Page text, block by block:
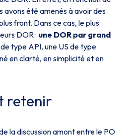
avons été amenés à avoir des
front. Dans ce cas, le plus
DOR : une DOR par grand
de type API, une US de type
en clarté, en simplicité et en
retenir
la discussion amont entre le PO